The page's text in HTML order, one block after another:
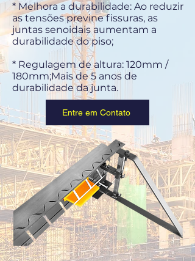
* Melhora a durabilidade: Ao reduzir
as tensões previne fissuras, as
juntas senoidais aumentam a
durabilidade do piso;
* Regulagem de altura: 120mm /
180mm;Mais de 5 anos de
durabilidade da junta.
Entre em Contato